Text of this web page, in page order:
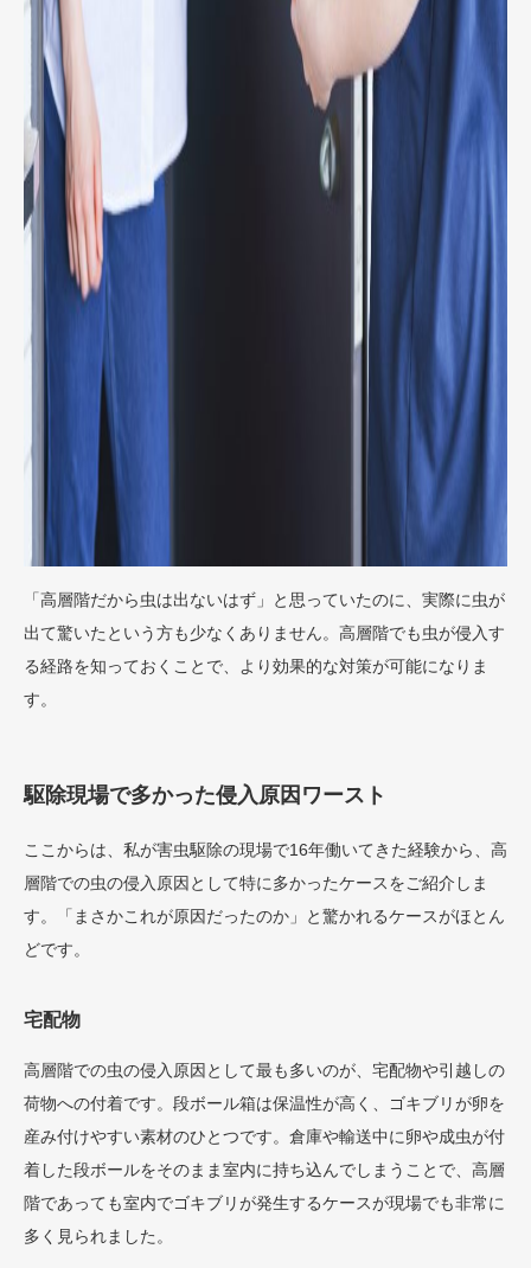
「高層階だから虫は出ないはず」と思っていたのに、実際に虫が
出て驚いたという方も少なくありません。高層階でも虫が侵入す
る経路を知っておくことで、より効果的な対策が可能になりま
す。
駆除現場で多かった侵入原因ワースト
ここからは、私が害虫駆除の現場で16年働いてきた経験から、高
層階での虫の侵入原因として特に多かったケースをご紹介しま
す。「まさかこれが原因だったのか」と驚かれるケースがほとん
どです。
宅配物
高層階での虫の侵入原因として最も多いのが、宅配物や引越しの
荷物への付着です。段ボール箱は保温性が高く、ゴキブリが卵を
産み付けやすい素材のひとつです。倉庫や輸送中に卵や成虫が付
着した段ボールをそのまま室内に持ち込んでしまうことで、高層
階であっても室内でゴキブリが発生するケースが現場でも非常に
多く見られました。